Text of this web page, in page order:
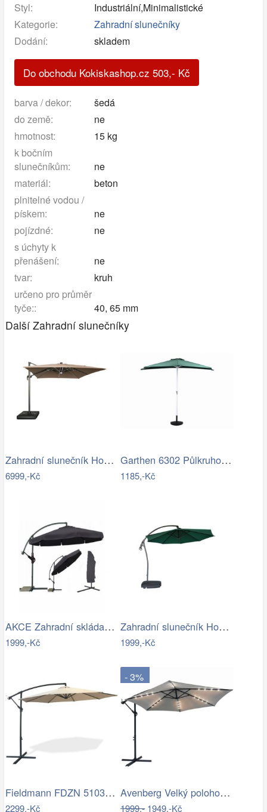
Styl:
Industriální,Minimalistické
Kategorie:
Zahradní slunečníky
Dodání:
skladem
Do obchodu Kokiskashop.cz 503,- Kč
barva / dekor:
šedá
do země:
ne
hmotnost:
15 kg
k bočním
slunečníkům:
ne
materiál:
beton
plnitelné vodou /
pískem:
ne
pojízdné:
ne
s úchyty k
přenášení:
ne
tvar:
kruh
určeno pro průměr
tyče::
40, 65 mm
Další Zahradní slunečníky
Zahradní slunečník Houseland Vexon s…
6999,-Kč
Garthen 6302 Půlkruhový zahradní…
1185,-Kč
AKCE Zahradní skládací slunečník LEVI…
1999,-Kč
Zahradní slunečník Houseland Vortexa…
1999,-Kč
Fieldmann FDZN 5103 boční slunečník,…
2299,-Kč
- 3%
Avenberg Velký polohovatelný slunečník…
1999,-1949,-Kč